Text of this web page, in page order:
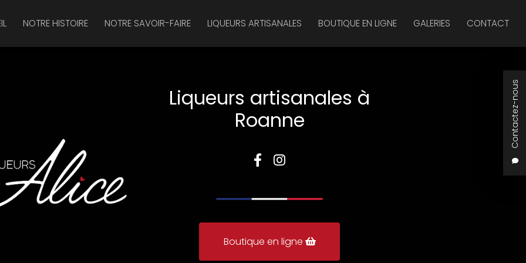
Contactez-nous
NOTRE HISTOIRE NOTRE SAVOIR-FAIRE LIQUEURS ARTISANALES BOUTIQUE EN LIGNE GALERIES CONTACT
Liqueurs artisanales à
Roanne
Boutique en ligne